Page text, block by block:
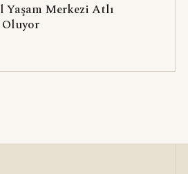
Yaşam Merkezi Atlı